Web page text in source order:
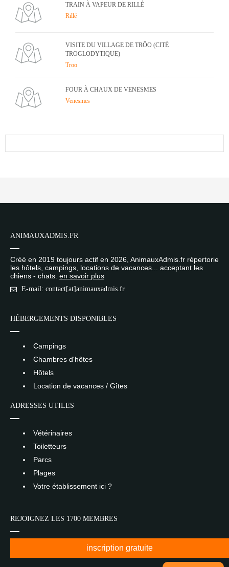
TRAIN À VAPEUR DE RILLÉ
Rillé
VISITE DU VILLAGE DE TRÔO (CITÉ
TROGLODYTIQUE)
Troo
FOUR À CHAUX DE VENESMES
Venesmes
ANIMAUXADMIS.FR
Créé en 2019 toujours actif en 2026, AnimauxAdmis.fr répertorie
les hôtels, campings, locations de vacances... acceptant les
chiens - chats. en savoir plus
E-mail: contact[at]animauxadmis.fr
HÉBERGEMENTS DISPONIBLES
Campings
Chambres d'hôtes
Hôtels
Location de vacances / Gîtes
ADRESSES UTILES
Vétérinaires
Toiletteurs
Parcs
Plages
Votre établissement ici ?
REJOIGNEZ LES 1700 MEMBRES
inscription gratuite